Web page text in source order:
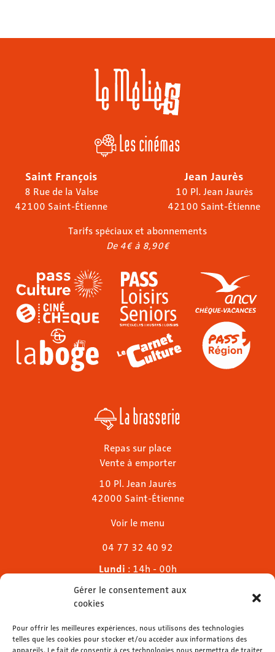
Gérer le consentement aux
cookies
Pour offrir les meilleures expériences, nous utilisons des technologies
telles que les cookies pour stocker et/ou accéder aux informations des
appareils. Le fait de consentir à ces technologies nous permettra de traiter
Les cinémas
Saint François
8 Rue de la Valse
42100 Saint-Étienne
Jean Jaurès
10 Pl. Jean Jaurès
42100 Saint-Étienne
Tarifs spéciaux et abonnements
De 4€ à 8,90€
La brasserie
Repas sur place
Vente à emporter
10 Pl. Jean Jaurès
42000 Saint-Étienne
Voir le menu
04 77 32 40 92
Lundi : 14h - 00h
Mardi & mercredi
Jeudi
Dimanche: 11h - 00h